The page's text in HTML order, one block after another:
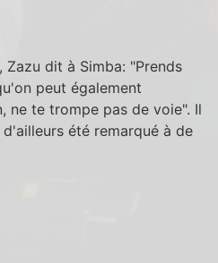
Zazu dit à Simba: "Prends
peut également
ne te trompe pas de voie". Il
été remarqué à de